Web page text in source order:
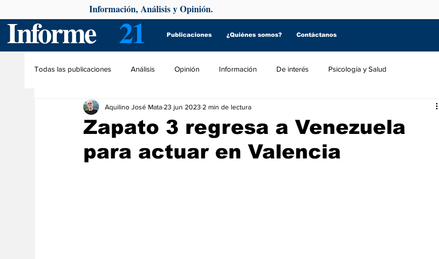
Informe 21 Publicaciones ¿Quiénes somos? Contáctanos
Información, Análisis y Opinión.
Todas las publicaciones Análisis Opinión Información De interés Psicología y Salud
Zapato 3 regresa a Venezuela
para actuar en Valencia
Aquilino José Mata 23 jun 2023 2 min de lectura